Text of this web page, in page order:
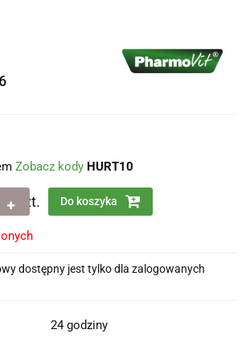
Zobacz kody HURT10
szt. Do koszyka
dostępny jest tylko dla zalogowanych
24 godziny